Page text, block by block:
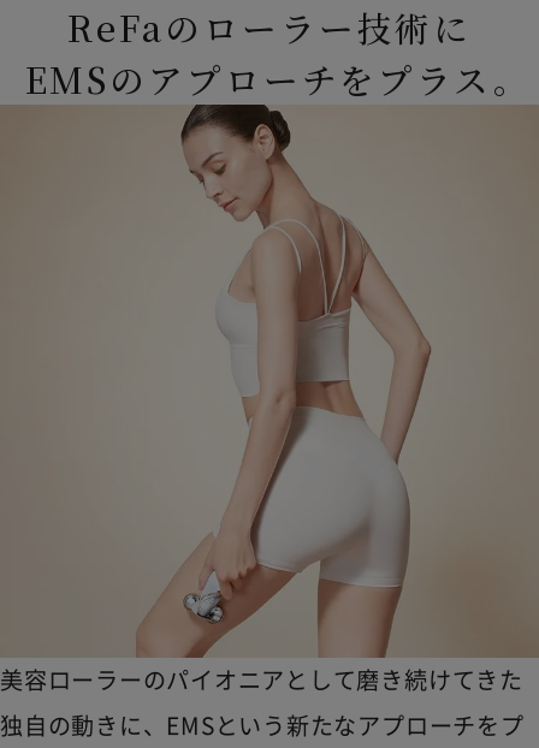
ReFaのローラー技術に
EMSのアプローチをプラス。
美容ローラーのパイオニアとして磨き続けてきた
独自の動きに、EMSという新たなアプローチをプ